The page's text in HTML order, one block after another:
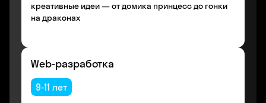
креативные идеи — от домика принцесс до гонки
на драконах
Web-разработка
9-11 лет